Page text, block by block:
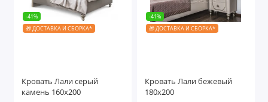
-41%
🎁 ДОСТАВКА И СБОРКА*
Кровать Лали серый
камень 160х200
-41%
🎁 ДОСТАВКА И СБОРКА*
Кровать Лали бежевый
180х200